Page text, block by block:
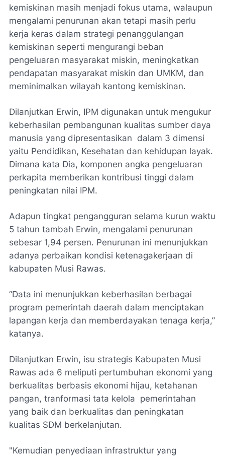
kemiskinan masih menjadi fokus utama, walaupun
mengalami penurunan akan tetapi masih perlu
kerja keras dalam strategi penanggulangan
kemiskinan seperti mengurangi beban
pengeluaran masyarakat miskin, meningkatkan
pendapatan masyarakat miskin dan UMKM, dan
meminimalkan wilayah kantong kemiskinan.
Dilanjutkan Erwin, IPM digunakan untuk mengukur
keberhasilan pembangunan kualitas sumber daya
manusia yang dipresentasikan dalam 3 dimensi
yaitu Pendidikan, Kesehatan dan kehidupan layak.
Dimana kata Dia, komponen angka pengeluaran
perkapita memberikan kontribusi tinggi dalam
peningkatan nilai IPM.
Adapun tingkat pengangguran selama kurun waktu
5 tahun tambah Erwin, mengalami penurunan
sebesar 1,94 persen. Penurunan ini menunjukkan
adanya perbaikan kondisi ketenagakerjaan di
kabupaten Musi Rawas.
“Data ini menunjukkan keberhasilan berbagai
program pemerintah daerah dalam menciptakan
lapangan kerja dan memberdayakan tenaga kerja,”
katanya.
Dilanjutkan Erwin, isu strategis Kabupaten Musi
Rawas ada 6 meliputi pertumbuhan ekonomi yang
berkualitas berbasis ekonomi hijau, ketahanan
pangan, tranformasi tata kelola pemerintahan
yang baik dan berkualitas dan peningkatan
kualitas SDM berkelanjutan.
"Kemudian penyediaan infrastruktur yang